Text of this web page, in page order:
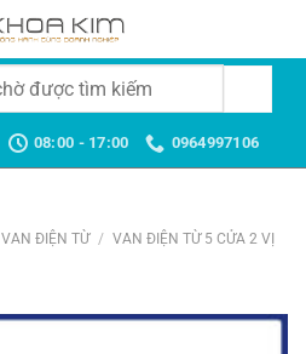
08:00 - 17:00 0964997106
VAN ĐIỆN TỪ / VAN ĐIỆN TỪ 5 CỬA 2 VỊ